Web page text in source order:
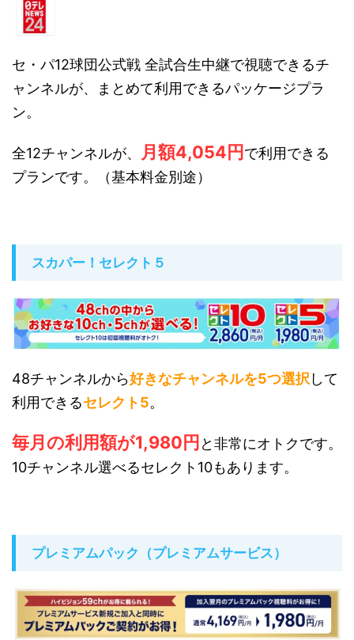
セ・パ12球団公式戦 全試合生中継で視聴できるチ
ャンネルが、まとめて利用できるパッケージプラ
ン。
全12チャンネルが、 月額4,054円 で利用できる
プランです。（基本料金別途）
スカパー！セレクト５
48チャンネルから好きなチャンネルを5つ選択 して
利用できるセレクト5。
毎月の利用額が1,980円 と非常にオトクです。
10チャンネル選べるセレクト10もあります。
プレミアムパック（プレミアムサービス）